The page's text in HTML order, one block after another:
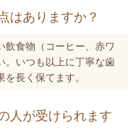
はありますか？
飲食物（コーヒー、赤ワ
。いつも以上に丁寧な歯
長く保てます。
人が受けられます